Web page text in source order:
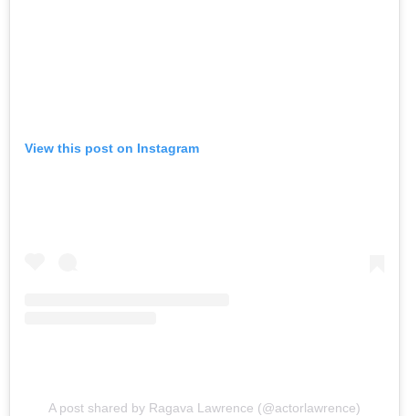
View this post on Instagram
A post shared by Ragava Lawrence (@actorlawrence)